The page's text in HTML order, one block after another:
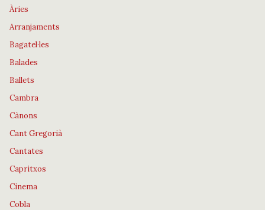
Àries
Arranjaments
Bagatel·les
Balades
Ballets
Cambra
Cànons
Cant Gregorià
Cantates
Capritxos
Cinema
Cobla